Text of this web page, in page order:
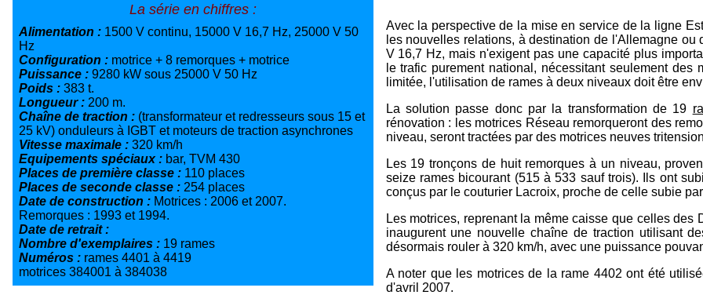
La série en chiffres :
Alimentation : 1500 V continu, 15000 V 16,7 Hz, 25000 V 50
Hz
Configuration : motrice + 8 remorques + motrice
Puissance : 9280 kW sous 25000 V 50 Hz
Poids : 383 t.
Longueur : 200 m.
Chaîne de traction : (transformateur et redresseurs sous 15 et
25 kV) onduleurs à IGBT et moteurs de traction asynchrones
Vitesse maximale : 320 km/h
Equipements spéciaux : bar, TVM 430
Places de première classe : 110 places
Places de seconde classe : 254 places
Date de construction : Motrices : 2006 et 2007.
Remorques : 1993 et 1994.
Date de retrait :
Nombre d'exemplaires : 19 rames
Numéros : rames 4401 à 4419
motrices 384001 à 384038
Avec la perspective de la mise en service de la ligne
les nouvelles relations, à destination de l'Allemagne
V 16,7 Hz, mais n'exigent pas une capacité plus
le trafic purement national, nécessitant seulement
limitée, l'utilisation de rames à deux niveaux doit être
La solution passe donc par la transformation de 19
rénovation : les motrices Réseau remorqueront des
niveau, seront tractées par des motrices neuves
Les 19 tronçons de huit remorques à un niveau,
seize rames bicourant (515 à 533 sauf trois). Ils ont
conçus par le couturier Lacroix, proche de celle subie
Les motrices, reprenant la même caisse que celles
inaugurent une nouvelle chaîne de traction utilisant
désormais rouler à 320 km/h, avec une puissance
A noter que les motrices de la rame 4402 ont été
d'avril 2007.